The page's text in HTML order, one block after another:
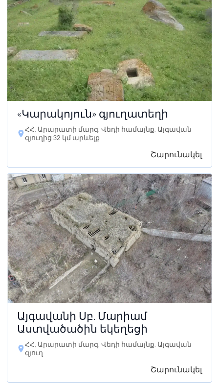
«Կարակոյուն» գյուղատեղի
ՀՀ, Արարատի մարզ, Վեդի համայնք, Այգավան
գյուղից 32 կմ արևելք
Շարունակել
Այգավանի Սբ. Մարիամ
Աստվածածին եկեղեցի
ՀՀ, Արարատի մարզ, Վեդի համայնք, Այգավան
գյուղ
Շարունակել